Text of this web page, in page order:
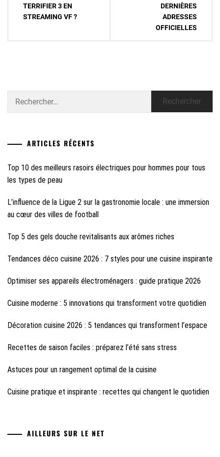
l’article
TERRIFIER 3 EN
STREAMING VF ?
DERNIÈRES
ADRESSES
OFFICIELLES
ARTICLES RÉCENTS
Top 10 des meilleurs rasoirs électriques pour hommes pour tous
les types de peau
L’influence de la Ligue 2 sur la gastronomie locale : une immersion
au cœur des villes de football
Top 5 des gels douche revitalisants aux arômes riches
Tendances déco cuisine 2026 : 7 styles pour une cuisine inspirante
Optimiser ses appareils électroménagers : guide pratique 2026
Cuisine moderne : 5 innovations qui transforment votre quotidien
Décoration cuisine 2026 : 5 tendances qui transforment l’espace
Recettes de saison faciles : préparez l’été sans stress
Astuces pour un rangement optimal de la cuisine
Cuisine pratique et inspirante : recettes qui changent le quotidien
AILLEURS SUR LE NET